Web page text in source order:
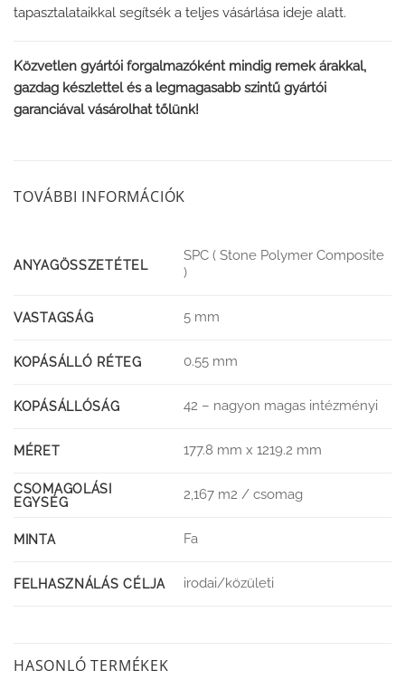
tapasztalataikkal segítsék a teljes vásárlása ideje alatt.
Közvetlen gyártói forgalmazóként mindig remek árakkal,
gazdag készlettel és a legmagasabb szintű gyártói
garanciával vásárolhat tőlünk!
TOVÁBBI INFORMÁCIÓK
ANYAGÖSSZETÉTEL
SPC ( Stone Polymer Composite
)
VASTAGSÁG 5 mm
KOPÁSÁLLÓ RÉTEG 0.55 mm
KOPÁSÁLLÓSÁG 42 – nagyon magas intézményi
MÉRET 177.8 mm x 1219.2 mm
CSOMAGOLÁSI
EGYSÉG
2,167 m2 / csomag
MINTA Fa
FELHASZNÁLÁS CÉLJA irodai/közületi
HASONLÓ TERMÉKEK